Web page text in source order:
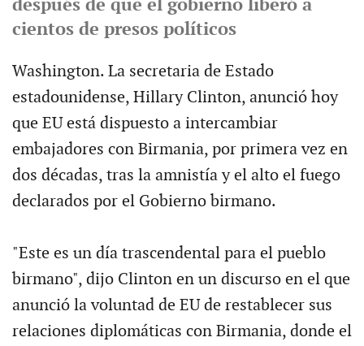
después de que el gobierno liberó a
cientos de presos políticos
Washington. La secretaria de Estado
estadounidense, Hillary Clinton, anunció hoy
que EU está dispuesto a intercambiar
embajadores con Birmania, por primera vez en
dos décadas, tras la amnistía y el alto el fuego
declarados por el Gobierno birmano.
"Este es un día trascendental para el pueblo
birmano", dijo Clinton en un discurso en el que
anunció la voluntad de EU de restablecer sus
relaciones diplomáticas con Birmania, donde el